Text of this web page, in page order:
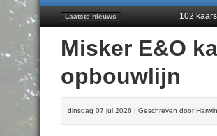
Laatste nieuws
102
Daan
Misker E&O
opbouwlijn
dinsdag 07 jul 2026 | Geschreven door